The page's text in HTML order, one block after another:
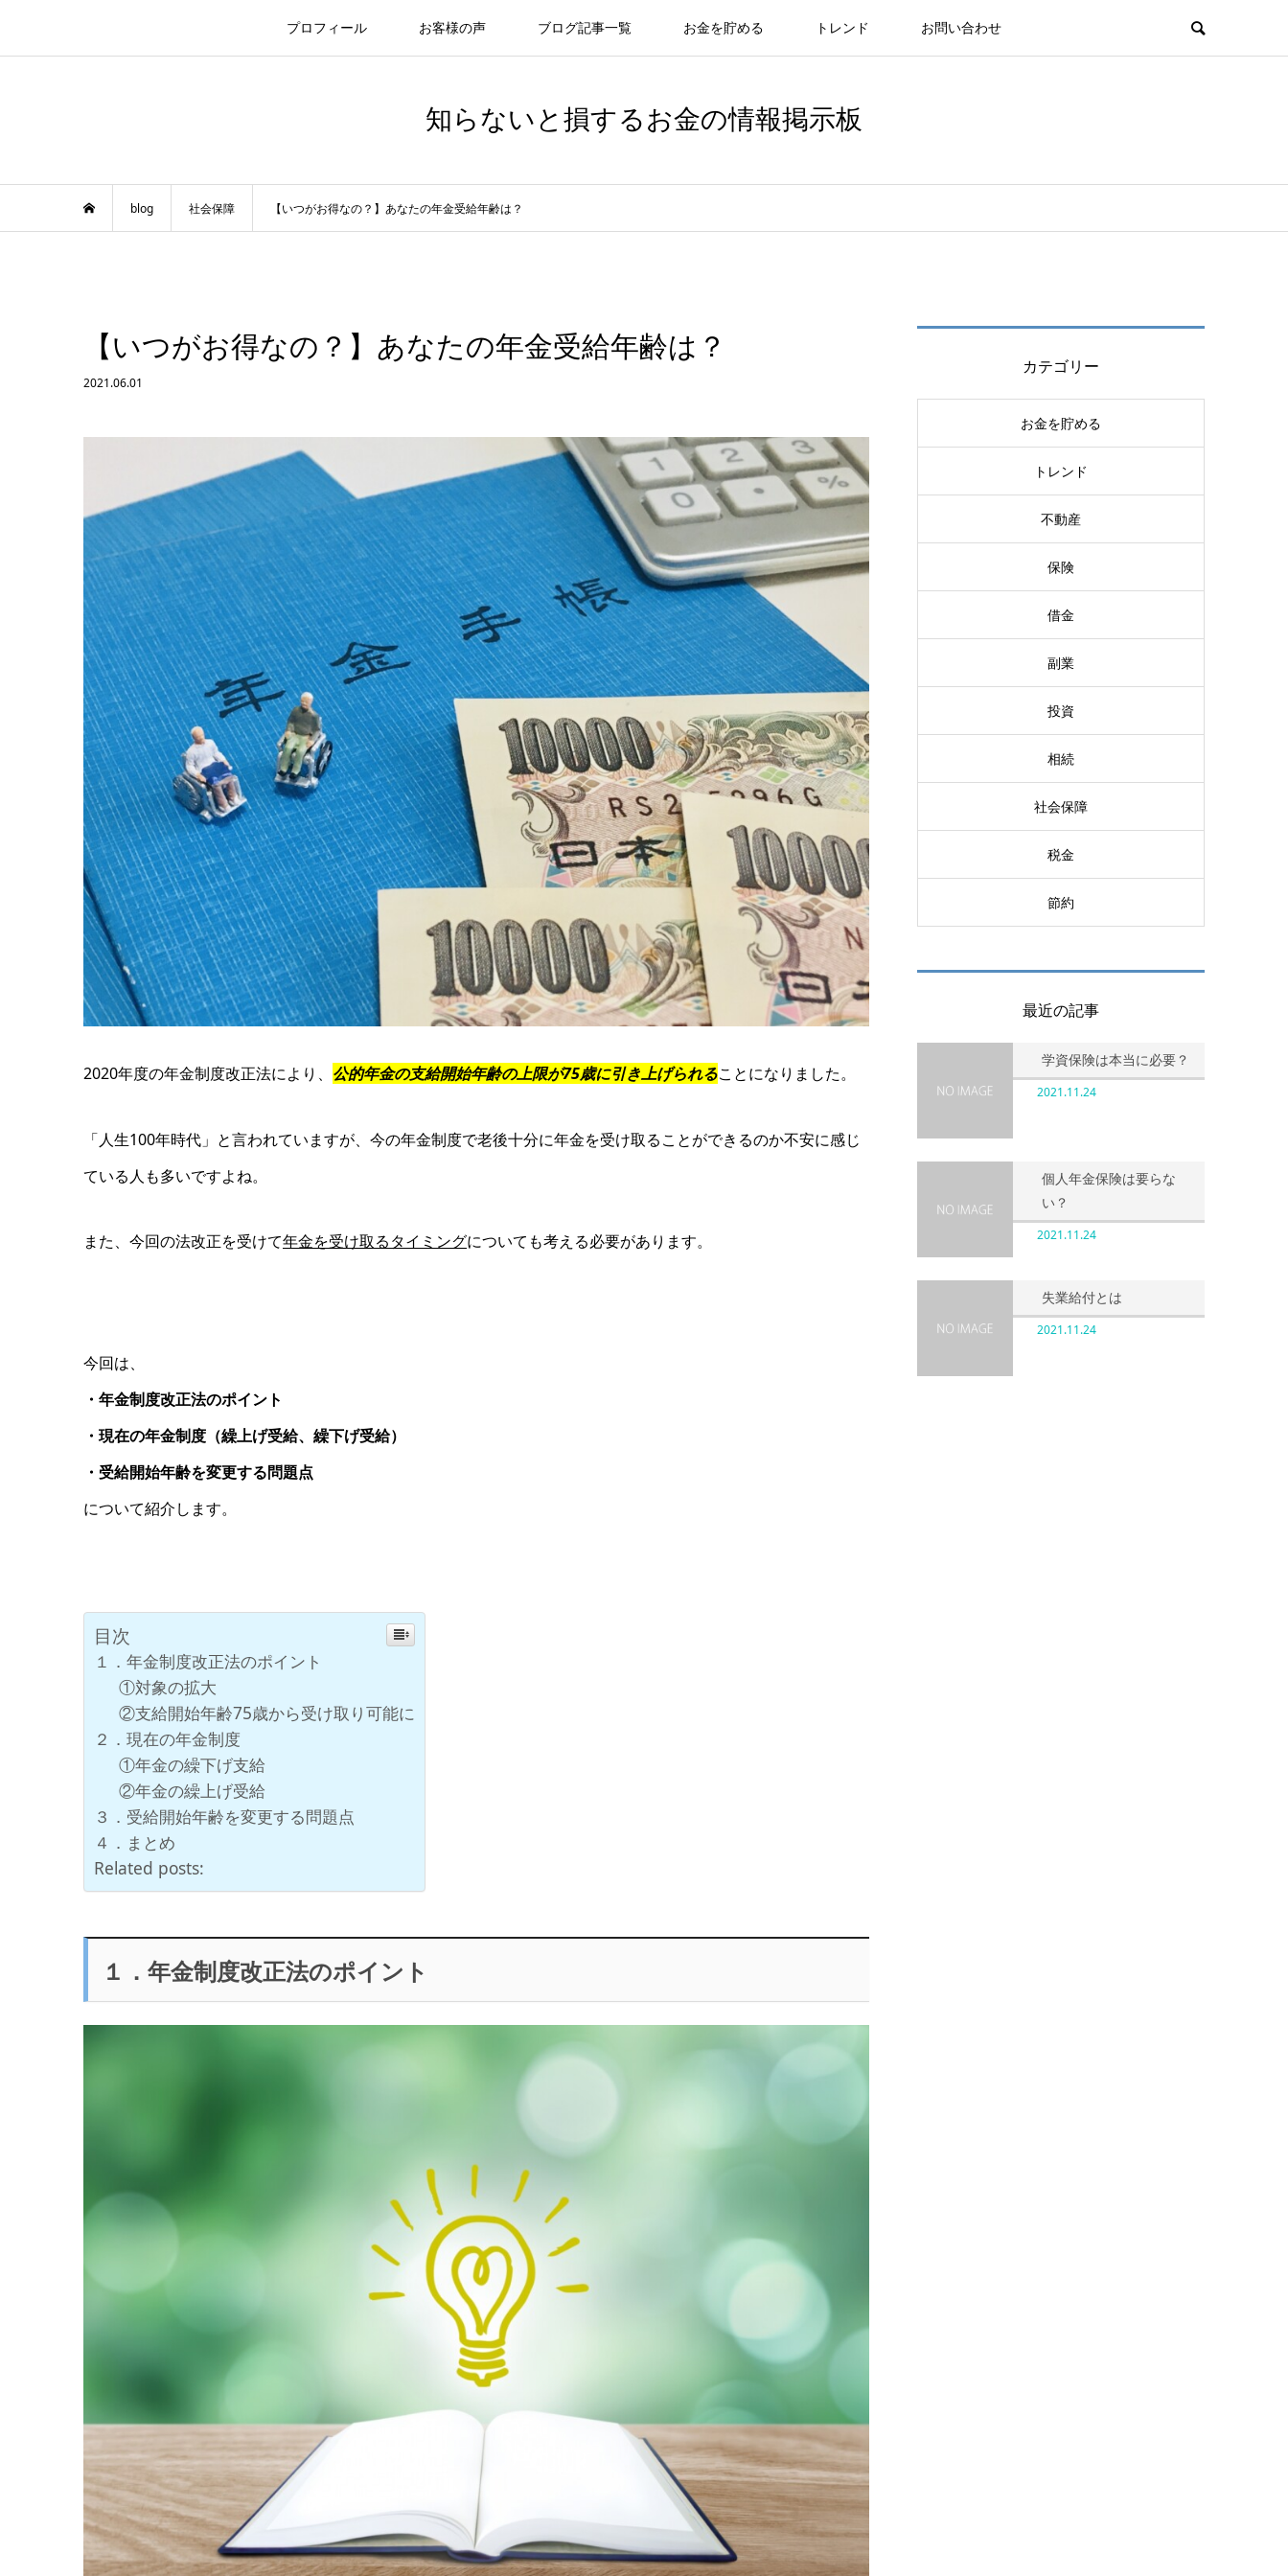
プロフィール お客様の声 ブログ記事一覧 お金を貯める トレンド お問い合わせ
知らないと損するお金の情報掲示板
blog 社会保障 【いつがお得なの？】あなたの年金受給年齢は？
【いつがお得なの？】あなたの年金受給年齢は？
2021.06.01
2020年度の年金制度改正法により、 公的年金の支給開始年齢の上限が75歳に引き上げられることになりました。
「人生100年時代」と言われていますが、今の年金制度で老後十分に年金を受け取ることができるのか不安に感じ
ている人も多いですよね。
また、今回の法改正を受けて年金を受け取るタイミングについても考える必要があります。
今回は、
・年金制度改正法のポイント
・現在の年金制度（繰上げ受給、繰下げ受給）
・受給開始年齢を変更する問題点
について紹介します。
目次
１．年金制度改正法のポイント
①対象の拡大
②支給開始年齢75歳から受け取り可能に
２．現在の年金制度
①年金の繰下げ支給
②年金の繰上げ受給
３．受給開始年齢を変更する問題点
４．まとめ
Related posts:
１．年金制度改正法のポイント
カテゴリー
お金を貯める
トレンド
不動産
保険
借金
副業
投資
相続
社会保障
税金
節約
最近の記事
学資保険は本当に必要？
2021.11.24
個人年金保険は要らな
い？
2021.11.24
失業給付とは
2021.11.24